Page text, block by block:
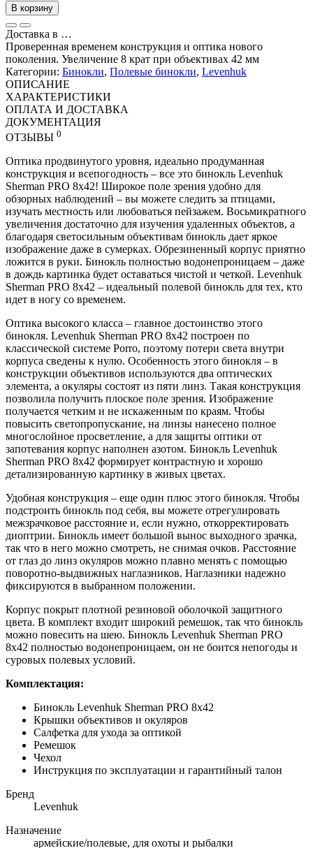
В корзину
Доставка в …
Проверенная временем конструкция и оптика нового
поколения. Увеличение 8 крат при объективах 42 мм
Категории: Бинокли, Полевые бинокли, Levenhuk
ОПИСАНИЕ
ХАРАКТЕРИСТИКИ
ОПЛАТА И ДОСТАВКА
ДОКУМЕНТАЦИЯ
ОТЗЫВЫ 0
Оптика продвинутого уровня, идеально продуманная
конструкция и всепогодность – все это бинокль Levenhuk
Sherman PRO 8x42! Широкое поле зрения удобно для
обзорных наблюдений – вы можете следить за птицами,
изучать местность или любоваться пейзажем. Восьмикратного
увеличения достаточно для изучения удаленных объектов, а
благодаря светосильным объективам бинокль дает яркое
изображение даже в сумерках. Обрезиненный корпус приятно
ложится в руки. Бинокль полностью водонепроницаем – даже
в дождь картинка будет оставаться чистой и четкой. Levenhuk
Sherman PRO 8x42 – идеальный полевой бинокль для тех, кто
идет в ногу со временем.
Оптика высокого класса – главное достоинство этого
бинокля. Levenhuk Sherman PRO 8x42 построен по
классической системе Porro, поэтому потери света внутри
корпуса сведены к нулю. Особенность этого бинокля – в
конструкции объективов используются два оптических
элемента, а окуляры состоят из пяти линз. Такая конструкция
позволила получить плоское поле зрения. Изображение
получается четким и не искаженным по краям. Чтобы
повысить светопропускание, на линзы нанесено полное
многослойное просветление, а для защиты оптики от
запотевания корпус наполнен азотом. Бинокль Levenhuk
Sherman PRO 8x42 формирует контрастную и хорошо
детализированную картинку в живых цветах.
Удобная конструкция – еще один плюс этого бинокля. Чтобы
подстроить бинокль под себя, вы можете отрегулировать
межзрачковое расстояние и, если нужно, откорректировать
диоптрии. Бинокль имеет большой вынос выходного зрачка,
так что в него можно смотреть, не снимая очков. Расстояние
от глаз до линз окуляров можно плавно менять с помощью
поворотно-выдвижных наглазников. Наглазники надежно
фиксируются в выбранном положении.
Корпус покрыт плотной резиновой оболочкой защитного
цвета. В комплект входит широкий ремешок, так что бинокль
можно повесить на шею. Бинокль Levenhuk Sherman PRO
8x42 полностью водонепроницаем, он не боится непогоды и
суровых полевых условий.
Комплектация:
Бинокль Levenhuk Sherman PRO 8x42
Крышки объективов и окуляров
Салфетка для ухода за оптикой
Ремешок
Чехол
Инструкция по эксплуатации и гарантийный талон
Бренд
Levenhuk
Назначение
армейские/полевые, для охоты и рыбалки